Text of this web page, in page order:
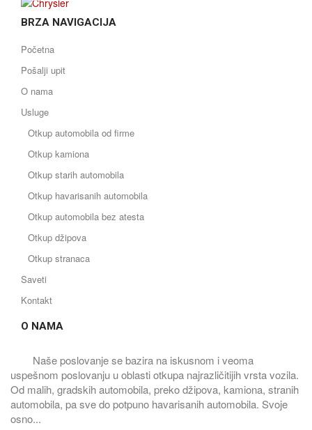
BRZA NAVIGACIJA
Početna
Pošalji upit
O nama
Usluge
Otkup automobila od firme
Otkup kamiona
Otkup starih automobila
Otkup havarisanih automobila
Otkup automobila bez atesta
Otkup džipova
Otkup stranaca
Saveti
Kontakt
O NAMA
Naše poslovanje se bazira na iskusnom i veoma
uspešnom poslovanju u oblasti otkupa najrazličitijih vrsta vozila.
Od malih, gradskih automobila, preko džipova, kamiona, stranih
automobila, pa sve do potpuno havarisanih automobila. Svoje
osno...